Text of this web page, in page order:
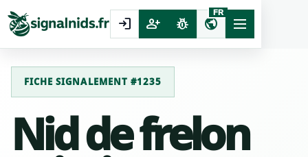
login person_add pest_control public
FR
FICHE SIGNALEMENT #1235
Nid de frelon